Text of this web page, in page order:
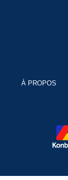
À PROPOS